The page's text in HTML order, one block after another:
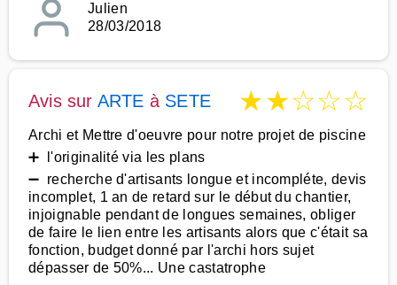
Julien
28/03/2018
Avis sur ARTE à SETE ★★☆☆☆
Archi et Mettre d'oeuvre pour notre projet de piscine
➕ l'originalité via les plans
➖ recherche d'artisants longue et incompléte, devis
incomplet, 1 an de retard sur le début du chantier,
injoignable pendant de longues semaines, obliger
de faire le lien entre les artisants alors que c'était sa
fonction, budget donné par l'archi hors sujet
dépasser de 50%... Une castatrophe